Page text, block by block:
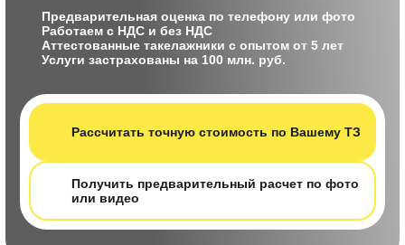
Предварительная оценка по телефону или фото
Работаем с НДС и без НДС
Аттестованные такелажники с опытом от 5 лет
Услуги застрахованы на 100 млн. руб.
Рассчитать т очную стоимость по Вашему ТЗ
Получить предварительный расчет по фот о
или видео